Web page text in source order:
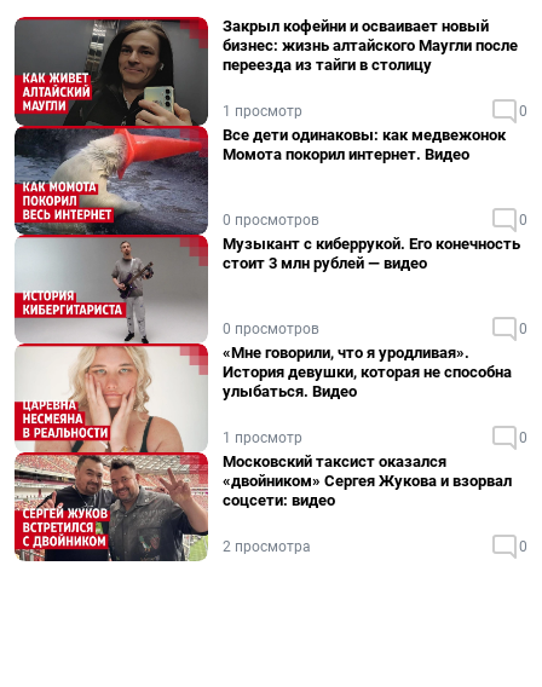
Закрыл кофейни и осваивает новый
бизнес: жизнь алтайского Маугли после
переезда из тайги в столицу
1 просмотр 0
Все дети одинаковы: как медвежонок
Момота покорил интернет. Видео
0 просмотров 0
Музыкант с киберрукой. Его конечность
стоит 3 млн рублей — видео
0 просмотров 0
«Мне говорили, что я уродливая».
История девушки, которая не способна
улыбаться. Видео
1 просмотр 0
Московский таксист оказался
«двойником» Сергея Жукова и взорвал
соцсети: видео
2 просмотра 0